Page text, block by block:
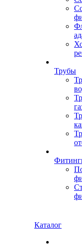
Трубы
Каталог